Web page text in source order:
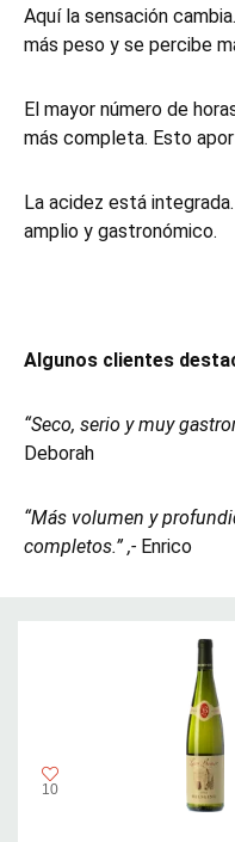
Aquí la sensación
más peso y se percibe
El mayor número de
más completa. Esto
La acidez está
amplio y gastronómico.
Algunos clientes
“Seco, serio y muy
Deborah
“Más volumen y
completos.” ,- Enrico
10